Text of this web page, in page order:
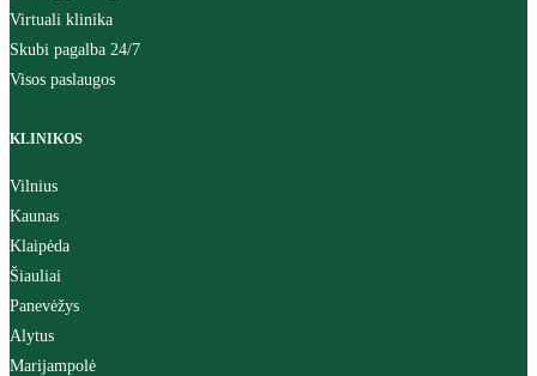
Virtuali klinika
Skubi pagalba 24/7
Visos paslaugos
KLINIKOS
Vilnius
Kaunas
Klaipėda
Šiauliai
Panevėžys
Alytus
Marijampolė